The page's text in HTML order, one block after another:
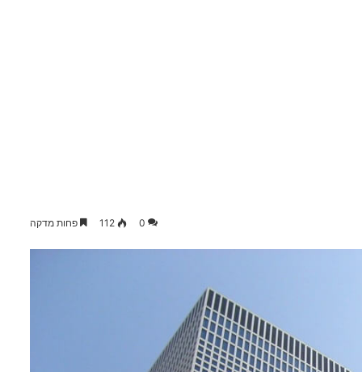
0
112 פחות מדקה